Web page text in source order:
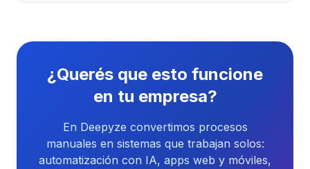
¿Querés que esto funcione
en tu empresa?
En Deepyze convertimos procesos
manuales en sistemas que trabajan solos:
automatización con IA, apps web y móviles,